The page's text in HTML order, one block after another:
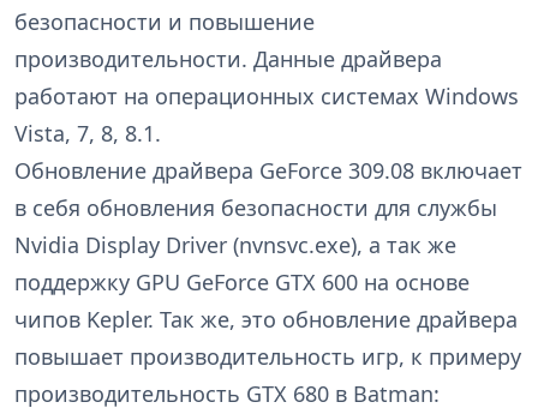
безопасности и повышение
производительности. Данные драйвера
работают на операционных системах Windows
Vista, 7, 8, 8.1.
Обновление драйвера GeForce 309.08 включает
в себя обновления безопасности для службы
Nvidia Display Driver (nvnsvc.exe), а так же
поддержку GPU GeForce GTX 600 на основе
чипов Kepler. Так же, это обновление драйвера
повышает производительность игр, к примеру
производительность GTX 680 в Batman: